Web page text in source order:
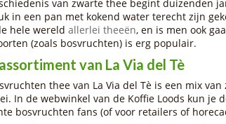
van zwarte thee begint duizenden
in een pan met kokend water terecht zijn
hele wereld allerlei theeën, en is men ook
(zoals bosvruchten) is erg populair.
van La Via del Tè
thee van La Via del Tè is een mix
In de webwinkel van de Koffie Loods kun je
bosvruchten fans (of voor retailers of